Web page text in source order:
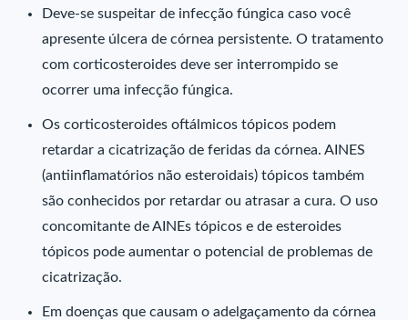
Deve-se suspeitar de infecção fúngica caso você
apresente úlcera de córnea persistente. O tratamento
com corticosteroides deve ser interrompido se
ocorrer uma infecção fúngica.
Os corticosteroides oftálmicos tópicos podem
retardar a cicatrização de feridas da córnea. AINES
(antiinflamatórios não esteroidais) tópicos também
são conhecidos por retardar ou atrasar a cura. O uso
concomitante de AINEs tópicos e de esteroides
tópicos pode aumentar o potencial de problemas de
cicatrização.
Em doenças que causam o adelgaçamento da córnea